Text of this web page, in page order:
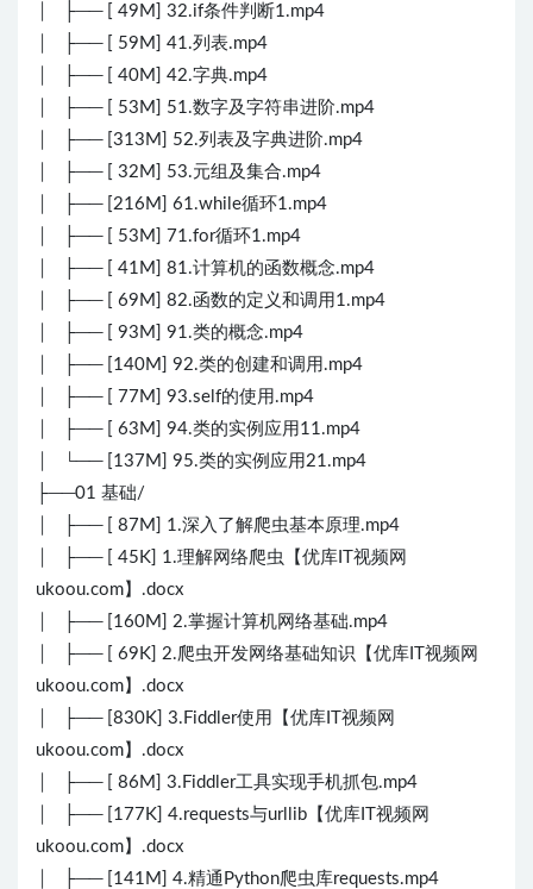
│ ├── [ 49M] 32.if条件判断1.mp4
│ ├── [ 59M] 41.列表.mp4
│ ├── [ 40M] 42.字典.mp4
│ ├── [ 53M] 51.数字及字符串进阶.mp4
│ ├── [313M] 52.列表及字典进阶.mp4
│ ├── [ 32M] 53.元组及集合.mp4
│ ├── [216M] 61.while循环1.mp4
│ ├── [ 53M] 71.for循环1.mp4
│ ├── [ 41M] 81.计算机的函数概念.mp4
│ ├── [ 69M] 82.函数的定义和调用1.mp4
│ ├── [ 93M] 91.类的概念.mp4
│ ├── [140M] 92.类的创建和调用.mp4
│ ├── [ 77M] 93.self的使用.mp4
│ ├── [ 63M] 94.类的实例应用11.mp4
│ └── [137M] 95.类的实例应用21.mp4
├──01 基础/
│ ├── [ 87M] 1.深入了解爬虫基本原理.mp4
│ ├── [ 45K] 1.理解网络爬虫【优库IT视频网
ukoou.com】.docx
│ ├── [160M] 2.掌握计算机网络基础.mp4
│ ├── [ 69K] 2.爬虫开发网络基础知识【优库IT视频网
ukoou.com】.docx
│ ├── [830K] 3.Fiddler使用【优库IT视频网
ukoou.com】.docx
│ ├── [ 86M] 3.Fiddler工具实现手机抓包.mp4
│ ├── [177K] 4.requests与urllib【优库IT视频网
ukoou.com】.docx
│ ├── [141M] 4.精通Python爬虫库requests.mp4